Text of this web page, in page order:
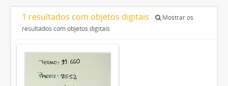
1 resultados com objetos digitais
Mostrar os
resultados com objetos digitais